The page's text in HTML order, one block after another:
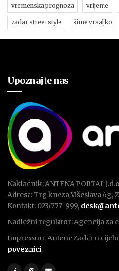
vremenska prognoza vrijeme
zadar street style šime vrsaljko
Upoznajte nas
Nakladnik: ANTENA PORTAL
Adresa: Trg kneza Višeslava 6g,
Kontakt: 023/777-999,
Nadležni regulator: Agencija za
Impressum Antene Zadar u
poveznici.